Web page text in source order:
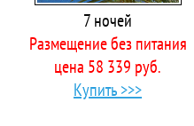
7 ночей
Размещение без питания
цена 58 339 руб.
Купить >>>